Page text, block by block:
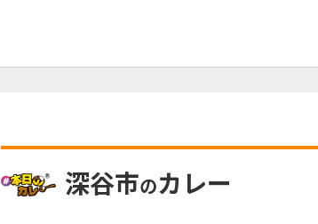
深谷市のカレー